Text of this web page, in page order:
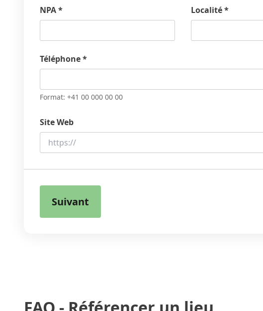
NPA* Localité*
Téléphone*
Format: +41 00 000 00 00
Site Web